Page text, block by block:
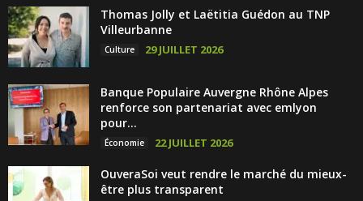
Thomas Jolly et Laëtitia Guédon au TNP
Villeurbanne
Culture 29 JUILLET 2026
Banque Populaire Auvergne Rhône Alpes
renforce son partenariat avec emlyon
pour...
Économie 22 JUILLET 2026
OuveraSoi veut rendre le marché du mieux-
être plus transparent